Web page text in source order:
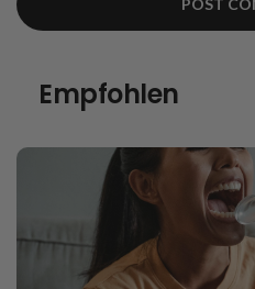
Empfohlen